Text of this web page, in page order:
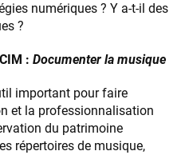
numériques ? Y a-t-il des
?
: Documenter la musique
important pour faire
et la professionnalisation
du patrimoine
répertoires de musique,